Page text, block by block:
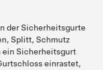
der Sicherheitsgurte
Splitt, Schmutz
ein Sicherheitsgurt
einrastet,